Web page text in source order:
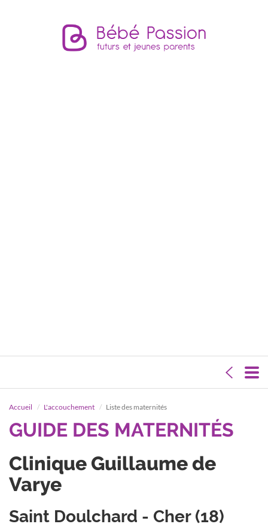
Accueil L'accouchement Liste des maternités
GUIDE DES MATERNITÉS
Clinique Guillaume de
Varye
Saint Doulchard - Cher (18)